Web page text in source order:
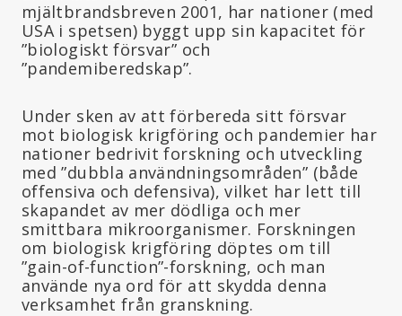
mjältbrandsbreven 2001, har nationer (med
USA i spetsen) byggt upp sin kapacitet för
”biologiskt försvar” och
”pandemiberedskap”.
Under sken av att förbereda sitt försvar
mot biologisk krigföring och pandemier har
nationer bedrivit forskning och utveckling
med ”dubbla användningsområden” (både
offensiva och defensiva), vilket har lett till
skapandet av mer dödliga och mer
smittbara mikroorganismer. Forskningen
om biologisk krigföring döptes om till
”gain-of-function”-forskning, och man
använde nya ord för att skydda denna
verksamhet från granskning.